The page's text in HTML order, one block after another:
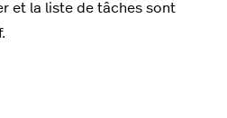
et la liste de tâches sont